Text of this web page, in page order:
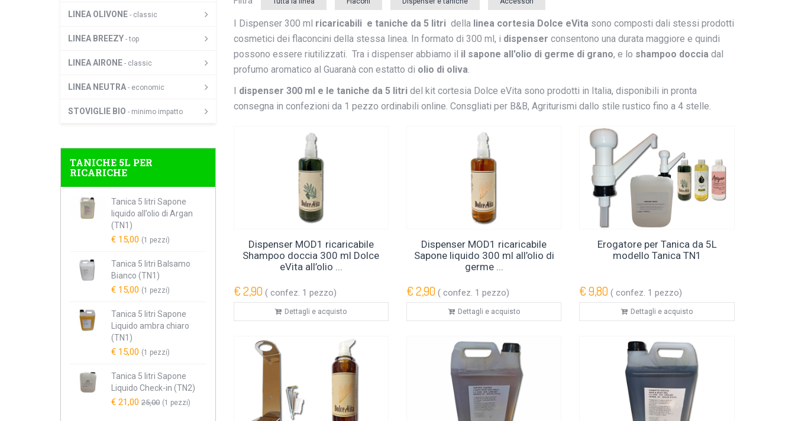
LINEA OLIVONE - classic
LINEA BREEZY - top
LINEA AIRONE - classic
LINEA NEUTRA - economic
STOVIGLIE BIO - minimo impatto
TANICHE 5L PER
RICARICHE
Tanica 5 litri Sapone
liquido all’olio di Argan
(TN1)
€ 15,00 (1 pezzi)
Tanica 5 litri Balsamo
Bianco (TN1)
€ 15,00 (1 pezzi)
Tanica 5 litri Sapone
Liquido ambra chiaro
(TN1)
€ 15,00 (1 pezzi)
Tanica 5 litri Sapone
Liquido Check-in (TN2)
€ 21,00 25,00 (1 pezzi)
I Dispenser 300 ml ricaricabili e taniche da 5 litri della linea cortesia Dolce eVita sono composti dali stessi prodotti
cosmetici dei flaconcini della stessa linea. In formato di 300 ml, i dispenser consentono una durata maggiore e quindi
possono essere riutilizzati. Tra i dispenser abbiamo il il sapone all'olio di germe di grano, e lo shampoo doccia dal
profumo aromatico al Guaranà con estatto di olio di oliva
I dispenser 300 ml e le taniche da 5 litri del kit cortesia Dolce eVita sono prodotti in Italia, disponibili in pronta
consegna in confezioni da 1 pezzo ordinabili online. Consgliati per B&B, Agriturismi dallo stile rustico fino a 4 stelle.
Dispenser MOD1 ricaricabile
Shampoo doccia 300 ml Dolce
eVita all’olio ...
€ 2,90 ( confez. 1 pezzo)
Dettagli e acquisto
Dispenser MOD1 ricaricabile
Sapone liquido 300 ml all’olio di
germe ...
€ 2,90 ( confez. 1 pezzo)
Dettagli e acquisto
Erogatore per Tanica da 5L
modello Tanica TN1
€ 9,80 ( confez. 1 pezzo)
Dettagli e acquisto